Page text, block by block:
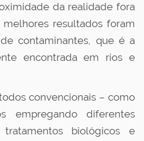
da realidade fora
resultados foram
contaminantes, que é a
encontrada em rios e
convencionais – como
empregando diferentes
tratamentos biológicos e